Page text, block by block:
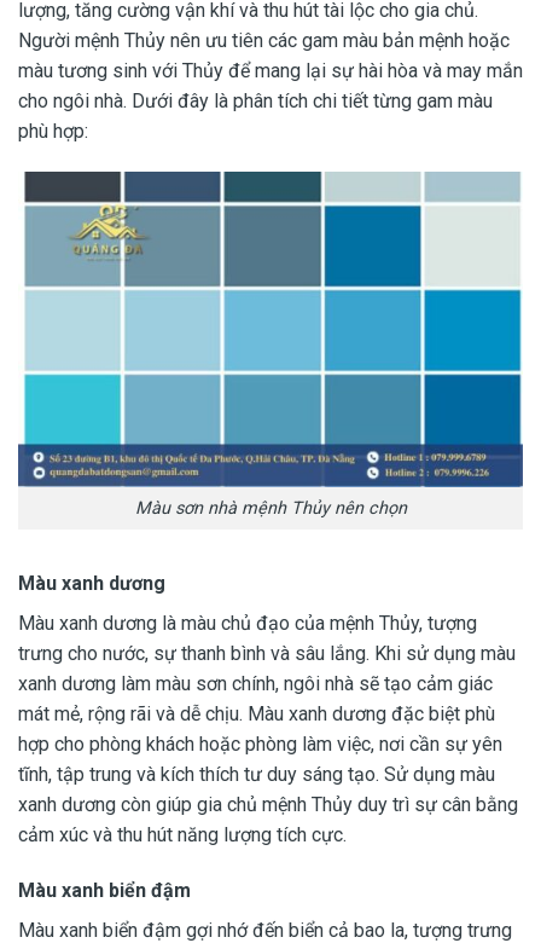
lượng, tăng cường vận khí và thu hút tài lộc cho gia chủ.
Người mệnh Thủy nên ưu tiên các gam màu bản mệnh hoặc
màu tương sinh với Thủy để mang lại sự hài hòa và may mắn
cho ngôi nhà. Dưới đây là phân tích chi tiết từng gam màu
phù hợp:
Màu sơn nhà mệnh Thủy nên chọn
Màu xanh dương
Màu xanh dương là màu chủ đạo của mệnh Thủy, tượng
trưng cho nước, sự thanh bình và sâu lắng. Khi sử dụng màu
xanh dương làm màu sơn chính, ngôi nhà sẽ tạo cảm giác
mát mẻ, rộng rãi và dễ chịu. Màu xanh dương đặc biệt phù
hợp cho phòng khách hoặc phòng làm việc, nơi cần sự yên
tĩnh, tập trung và kích thích tư duy sáng tạo. Sử dụng màu
xanh dương còn giúp gia chủ mệnh Thủy duy trì sự cân bằng
cảm xúc và thu hút năng lượng tích cực.
Màu xanh biển đậm
Màu xanh biển đậm gợi nhớ đến biển cả bao la, tượng trưng